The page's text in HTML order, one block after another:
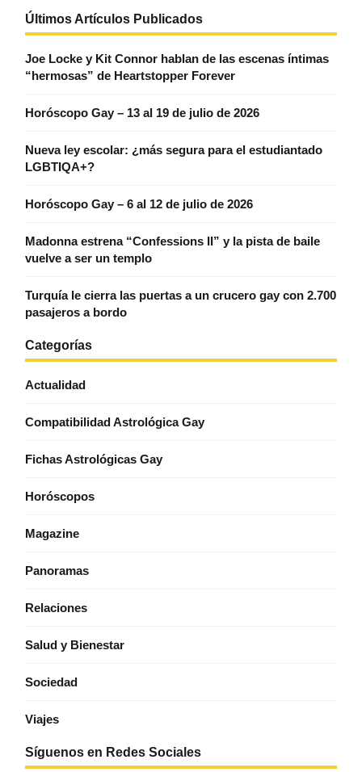
Últimos Artículos Publicados
Joe Locke y Kit Connor hablan de las escenas íntimas
“hermosas” de Heartstopper Forever
Horóscopo Gay – 13 al 19 de julio de 2026
Nueva ley escolar: ¿más segura para el estudiantado
LGBTIQA+?
Horóscopo Gay – 6 al 12 de julio de 2026
Madonna estrena “Confessions II” y la pista de baile
vuelve a ser un templo
Turquía le cierra las puertas a un crucero gay con 2.700
pasajeros a bordo
Categorías
Actualidad
Compatibilidad Astrológica Gay
Fichas Astrológicas Gay
Horóscopos
Magazine
Panoramas
Relaciones
Salud y Bienestar
Sociedad
Viajes
Síguenos en Redes Sociales